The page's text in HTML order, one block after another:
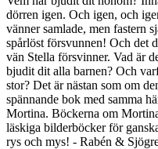
dörren igen. Och igen, och
vänner samlade, men fastern
spårlöst försvunnen! Och det
vän Stella försvinner. Vad är
bjudit dit alla barnen? Och
stor? Det är nästan som om
spännande bok med samma
Mortina. Böckerna om
läskiga bilderböcker för
rys och mys! - Rabén &